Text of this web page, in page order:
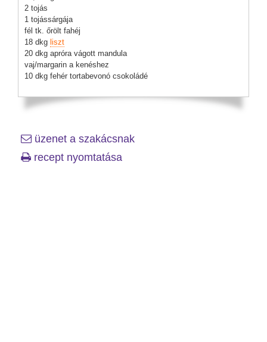
2 tojás
1 tojássárgája
fél tk. őrölt fahéj
18 dkg liszt
20 dkg apróra vágott mandula
vaj/margarin a kenéshez
10 dkg fehér tortabevonó csokoládé
üzenet a szakácsnak
recept nyomtatása